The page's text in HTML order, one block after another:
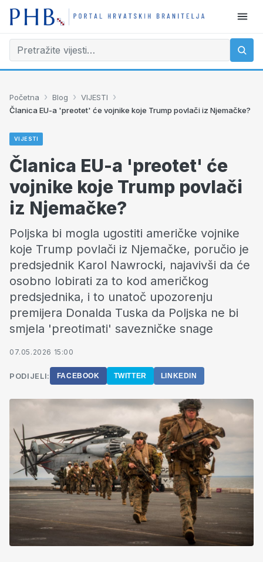
Početna › Blog › VIJESTI ›
Članica EU-a 'preotet' će vojnike koje Trump povlači iz Njemačke?
VIJESTI
Članica EU-a 'preotet' će
vojnike koje Trump povlači
iz Njemačke?
Poljska bi mogla ugostiti američke vojnike
koje Trump povlači iz Njemačke, poručio je
predsjednik Karol Nawrocki, najavivši da će
osobno lobirati za to kod američkog
predsjednika, i to unatoč upozorenju
premijera Donalda Tuska da Poljska ne bi
smjela 'preotimati' savezničke snage
07.05.2026 15:00
PODIJELI: FACEBOOK TWITTER LINKEDIN